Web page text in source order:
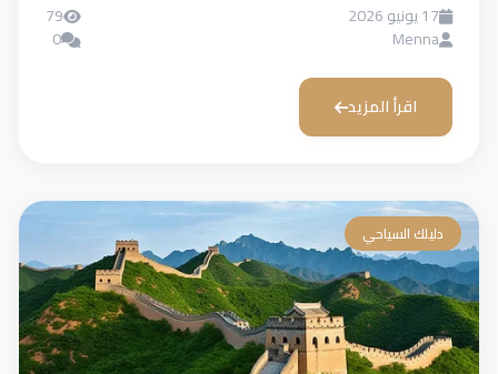
17 يونيو 2026
Menna
79
0
اقرأ المزيد
دليلك السياحي